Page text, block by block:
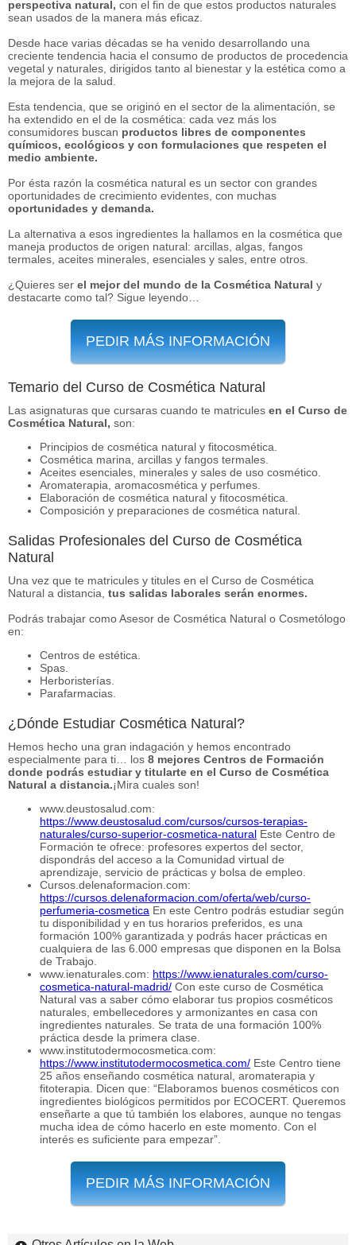
perspectiva natural, con el fin de que estos productos naturales
sean usados de la manera más eficaz.
Desde hace varias décadas se ha venido desarrollando una
creciente tendencia hacia el consumo de productos de procedencia
vegetal y naturales, dirigidos tanto al bienestar y la estética como a
la mejora de la salud.
Esta tendencia, que se originó en el sector de la alimentación, se
ha extendido en el de la cosmética: cada vez más los
consumidores buscan productos libres de componentes
químicos, ecológicos y con formulaciones que respeten el
medio ambiente.
Por ésta razón la cosmética natural es un sector con grandes
oportunidades de crecimiento evidentes, con muchas
oportunidades y demanda.
La alternativa a esos ingredientes la hallamos en la cosmética que
maneja productos de origen natural: arcillas, algas, fangos
termales, aceites minerales, esenciales y sales, entre otros.
¿Quieres ser el mejor del mundo de la Cosmética Natural y
destacarte como tal? Sigue leyendo…
PEDIR MÁS INFORMACIÓN
Temario del Curso de Cosmética Natural
Las asignaturas que cursaras cuando te matricules en el Curso de
Cosmética Natural, son:
Principios de cosmética natural y fitocosmética.
Cosmética marina, arcillas y fangos termales.
Aceites esenciales, minerales y sales de uso cosmético.
Aromaterapia, aromacosmética y perfumes.
Elaboración de cosmética natural y fitocosmética.
Composición y preparaciones de cosmética natural.
Salidas Profesionales del Curso de Cosmética
Natural
Una vez que te matricules y titules en el Curso de Cosmética
Natural a distancia, tus salidas laborales serán enormes.
Podrás trabajar como Asesor de Cosmética Natural o Cosmetólogo
en:
Centros de estética.
Spas.
Herboristerías.
Parafarmacias.
¿Dónde Estudiar Cosmética Natural?
Hemos hecho una gran indagación y hemos encontrado
especialmente para ti… los 8 mejores Centros de Formación
donde podrás estudiar y titularte en el Curso de Cosmética
Natural a distancia.¡Mira cuales son!
www.deustosalud.com:
https://www.deustosalud.com/cursos/cursos-terapias-
naturales/curso-superior-cosmetica-natural Este Centro de
Formación te ofrece: profesores expertos del sector,
dispondrás del acceso a la Comunidad virtual de
aprendizaje, servicio de prácticas y bolsa de empleo.
Cursos.delenaformacion.com:
https://cursos.delenaformacion.com/oferta/web/curso-
perfumeria-cosmetica En este Centro podrás estudiar según
tu disponibilidad y en tus horarios preferidos, es una
formación 100% garantizada y podrás hacer prácticas en
cualquiera de las 6.000 empresas que disponen en la Bolsa
de Trabajo.
www.ienaturales.com: https://www.ienaturales.com/curso-
cosmetica-natural-madrid/ Con este curso de Cosmética
Natural vas a saber cómo elaborar tus propios cosméticos
naturales, embellecedores y armonizantes en casa con
ingredientes naturales. Se trata de una formación 100%
práctica desde la primera clase.
www.institutodermocosmetica.com:
https://www.institutodermocosmetica.com/ Este Centro tiene
25 años enseñando cosmética natural, aromaterapia y
fitoterapia. Dicen que: “Elaboramos buenos cosméticos con
ingredientes biológicos permitidos por ECOCERT. Queremos
enseñarte a que tú también los elabores, aunque no tengas
mucha idea de cómo hacerlo en este momento. Con el
interés es suficiente para empezar”.
PEDIR MÁS INFORMACIÓN